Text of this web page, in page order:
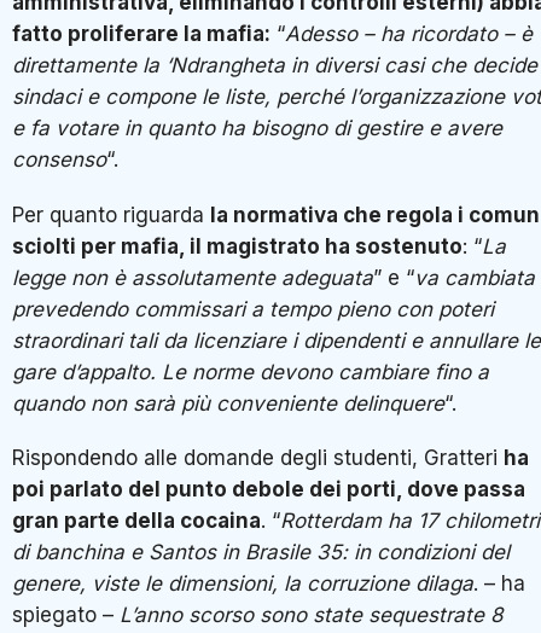
fatto proliferare la mafia: “Adesso – ha ricordato – è
direttamente la ‘Ndrangheta in diversi casi che
sindaci e compone le liste, perché l’organizzazione
e fa votare in quanto ha bisogno di gestire e avere
consenso“.
Per quanto riguarda la normativa che regola i
sciolti per mafia, il magistrato ha sostenuto: “La
legge non è assolutamente adeguata” e “va cambiata
prevedendo commissari a tempo pieno con poteri
straordinari tali da licenziare i dipendenti e annullare le
gare d’appalto. Le norme devono cambiare fino a
quando non sarà più conveniente delinquere“.
Rispondendo alle domande degli studenti, Gratteri ha
poi parlato del punto debole dei porti, dove passa
gran parte della cocaina. “Rotterdam ha 17 chilometri
di banchina e Santos in Brasile 35: in condizioni del
genere, viste le dimensioni, la corruzione dilaga. – ha
spiegato – L’anno scorso sono state sequestrate 8